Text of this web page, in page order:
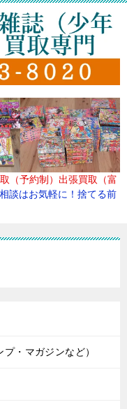
（予約制）出張買取（富
相談はお気軽に！捨てる前
・マガジンなど）